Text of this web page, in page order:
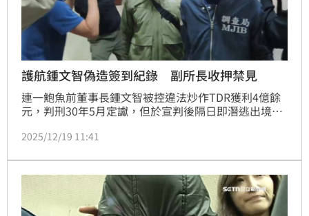
護航鍾文智偽造簽到紀錄 副所長收押禁見
連一鮑魚前董事長鍾文智被控違法炒作TDR獲利4億餘
元，判刑30年5月定讞，但於宣判後隔日即潛逃出境。
文智，替鍾文智偽造報到簽名，18日發動搜索傳喚，訊
方法院19日晚間召開聲押庭，裁准收押禁見。
2025/12/19 11:41